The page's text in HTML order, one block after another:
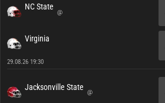
NC State
@
Virginia
29.08.26 19:30
Jacksonville State
@